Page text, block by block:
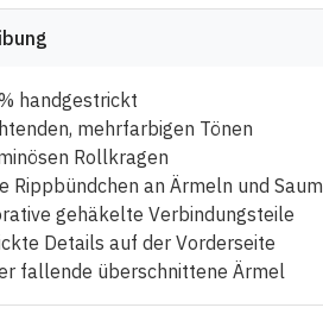
handgestrickt
mehrfarbigen Tönen
Rollkragen
Rippbündchen an Ärmeln und Saum
gehäkelte Verbindungsteile
Details auf der Vorderseite
fallende überschnittene Ärmel